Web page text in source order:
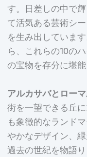
す。日差しの中で
て活気ある芸術シ
を生み出していま
ら、これらの10の
の宝物を存分に堪
アルカサバとロー
街を一望できる丘
も象徴的なランド
やかなデザイン、
過去の世紀を物語